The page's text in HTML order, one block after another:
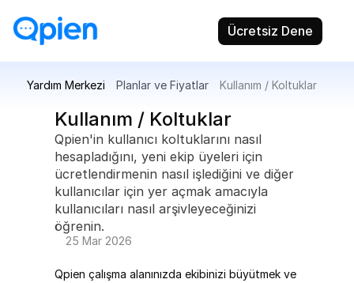
Ücretsiz Dene
Yardım Merkezi Planlar ve Fiyatlar Kullanım / Koltuklar
Kullanım / Koltuklar
Qpien'in kullanıcı koltuklarını nasıl
hesapladığını, yeni ekip üyeleri için
ücretlendirmenin nasıl işlediğini ve diğer
kullanıcılar için yer açmak amacıyla
kullanıcıları nasıl arşivleyeceğinizi
öğrenin.
25 Mar 2026
Qpien çalışma alanınızda ekibinizi büyütmek ve